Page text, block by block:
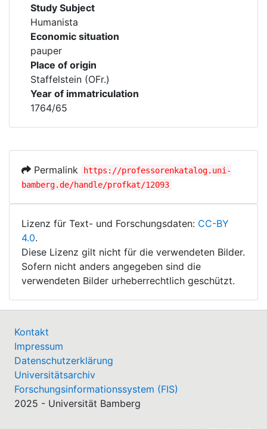
Study Subject
Humanista
Economic situation
pauper
Place of origin
Staffelstein (OFr.)
Year of immatriculation
1764/65
Permalink
https://professorenkatalog.uni-
bamberg.de/handle/profkat/12093
Lizenz für Text- und Forschungsdaten: CC-BY
4.0.
Diese Lizenz gilt nicht für die verwendeten Bilder.
Sofern nicht anders angegeben sind die
verwendeten Bilder urheberrechtlich geschützt.
Kontakt
Impressum
Datenschutzerklärung
Universitätsarchiv
Forschungsinformationssystem (FIS)
2025 - Universität Bamberg